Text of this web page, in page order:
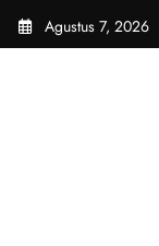
Skip
Agustus 7, 2026